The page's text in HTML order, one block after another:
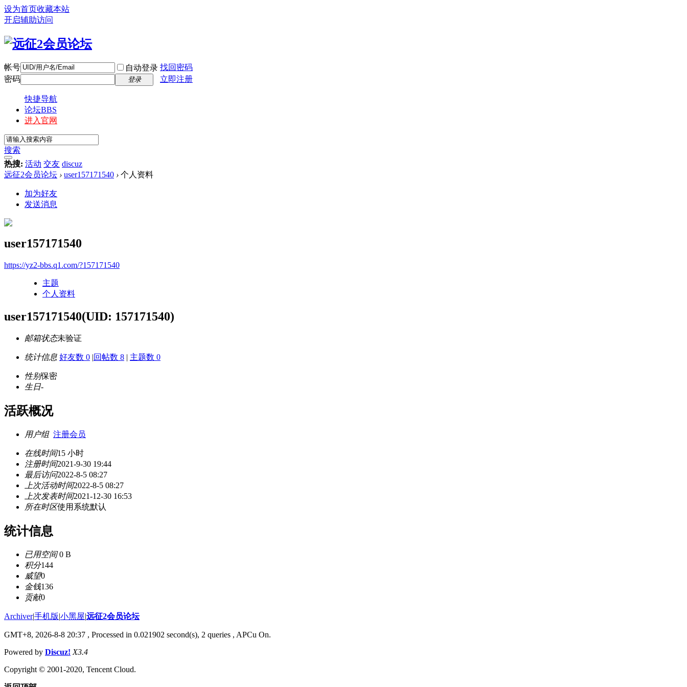
设为首页收藏本站
开启辅助访问
帐号 自动登录 找回密码
密码
登录 立即注册
快捷导航
论坛BBS
进入官网
搜索
热搜: 活动 交友 discuz
远征2会员论坛 › user157171540 › 个人资料
加为好友
发送消息
user157171540
https://yz2-bbs.q1.com/?157171540
主题
个人资料
user157171540(UID: 157171540)
邮箱状态未验证
统计信息 好友数 0 |回帖数 8 | 主题数 0
性别保密
生日-
活跃概况
用户组 注册会员
在线时间15 小时
注册时间2021-9-30 19:44
最后访问2022-8-5 08:27
上次活动时间2022-8-5 08:27
上次发表时间2021-12-30 16:53
所在时区使用系统默认
统计信息
已用空间0 B
积分144
威望0
金钱136
贡献0
Archiver|手机版|小黑屋|远征2会员论坛
GMT+8, 2026-8-8 20:37 , Processed in 0.021902 second(s), 2 queries , APCu On.
Powered by Discuz! X3.4
Copyright © 2001-2020, Tencent Cloud.